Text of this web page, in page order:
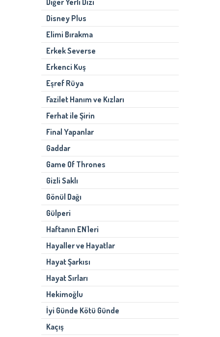
Disney Plus
Elimi Bırakma
Erkek Severse
Erkenci Kuş
Eşref Rüya
Fazilet Hanım ve Kızları
Ferhat ile Şirin
Final Yapanlar
Gaddar
Game Of Thrones
Gizli Saklı
Gönül Dağı
Gülperi
Haftanın EN'leri
Hayaller ve Hayatlar
Hayat Şarkısı
Hayat Sırları
Hekimoğlu
İyi Günde Kötü Günde
Kaçış